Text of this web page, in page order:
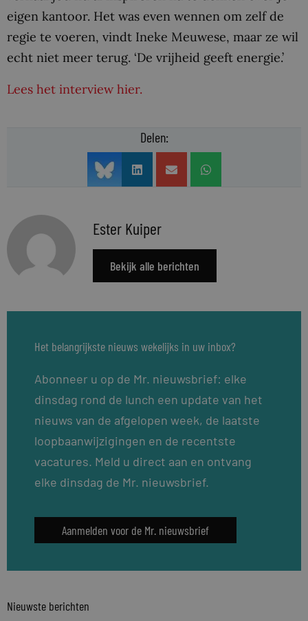
eigen kantoor. Het was even wennen om zelf de
regie te voeren, vindt Ineke Meuwese, maar ze wil
echt niet meer terug. ‘De vrijheid geeft energie.’
Lees het interview hier.
Delen:
Ester Kuiper
Bekijk alle berichten
Het belangrijkste nieuws wekelijks in uw inbox?
Abonneer u op de Mr. nieuwsbrief: elke
dinsdag rond de lunch een update van het
nieuws van de afgelopen week, de laatste
loopbaanwijzigingen en de recentste
vacatures. Meld u direct aan en ontvang
elke dinsdag de Mr. nieuwsbrief.
Aanmelden voor de Mr. nieuwsbrief
Nieuwste berichten